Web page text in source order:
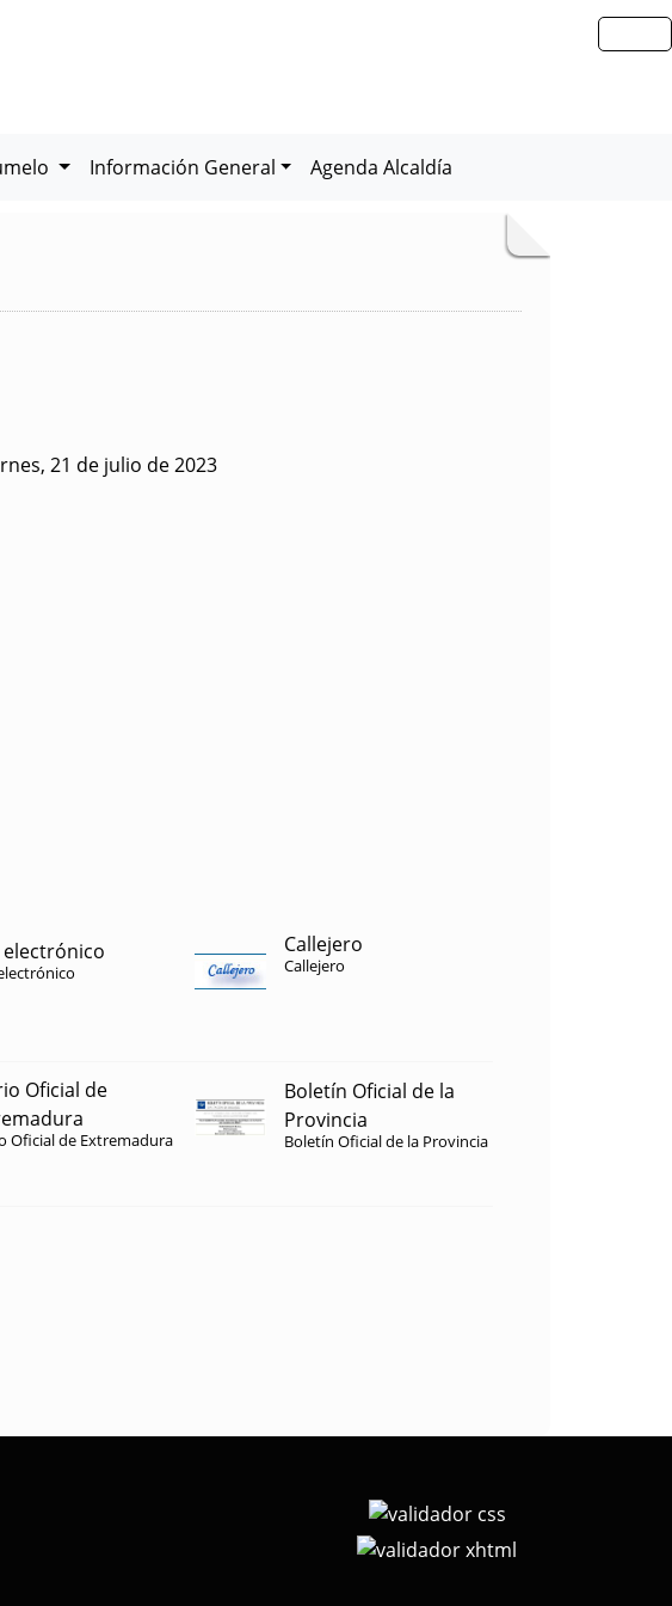
Información General Agenda Alcaldía
21 de julio de 2023
electrónico Callejero
Callejero
Oficial de
Oficial de Extremadura
Boletín Oficial de la
Provincia
Boletín Oficial de la Provincia